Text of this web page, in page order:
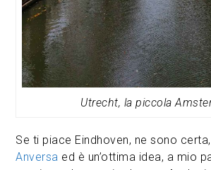
Utrecht, la piccola
Se ti piace Eindhoven, ne sono
Anversa ed è un’ottima idea, a mio